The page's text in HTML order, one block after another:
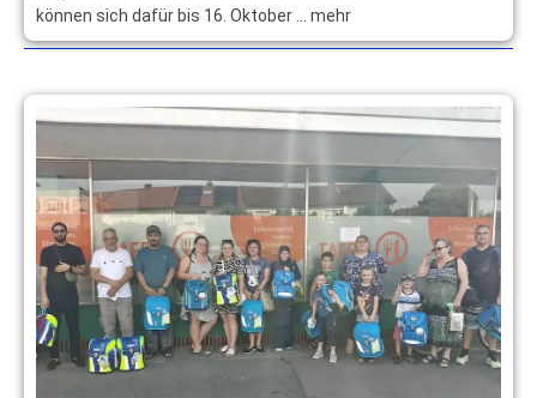
können sich dafür bis 16. Oktober … mehr